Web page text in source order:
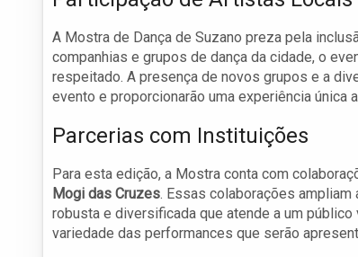
A Mostra de Dança de Suzano preza pela
companhias e grupos de dança da cidade, o
respeitado. A presença de novos grupos e a
evento e proporcionarão uma experiência única
Parcerias com Instituições
Para esta edição, a Mostra conta com
Mogi das Cruzes. Essas colaborações
robusta e diversificada que atende a um
variedade das performances que serão